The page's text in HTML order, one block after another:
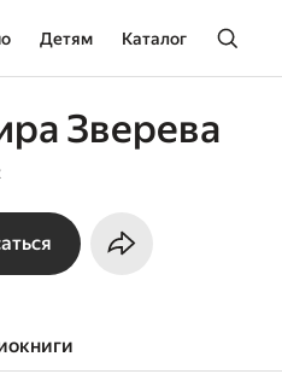
Детям Каталог
Зверева